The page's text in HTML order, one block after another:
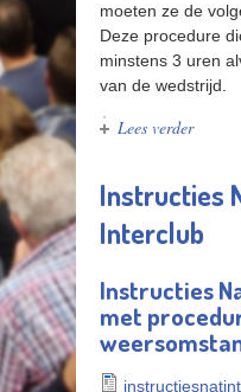
moeten ze de
Deze procedure
minstens 3 uren
van de wedstrijd.
Lees verderover
Instructies
Interclub
Instructies
met